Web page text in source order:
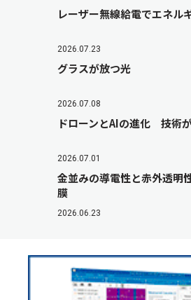
レーザー無線給電でエネル
2026.07.23
グラスが放つ光
2026.07.08
ドローンとAIの進化 技術
2026.07.01
金並みの導電性と赤外透明
膜
2026.06.23